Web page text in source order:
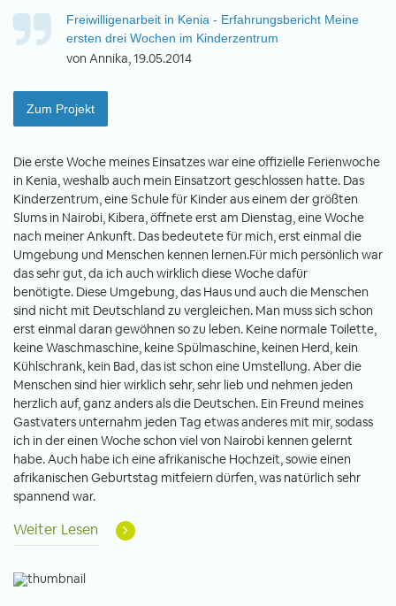
Freiwilligenarbeit in Kenia - Erfahrungsbericht Meine
ersten drei Wochen im Kinderzentrum
von Annika, 19.05.2014
Zum Projekt
Die erste Woche meines Einsatzes war eine offizielle Ferienwoche
in Kenia, weshalb auch mein Einsatzort geschlossen hatte. Das
Kinderzentrum, eine Schule für Kinder aus einem der größten
Slums in Nairobi, Kibera, öffnete erst am Dienstag, eine Woche
nach meiner Ankunft. Das bedeutete für mich, erst einmal die
Umgebung und Menschen kennen lernen.Für mich persönlich war
das sehr gut, da ich auch wirklich diese Woche dafür
benötigte. Diese Umgebung, das Haus und auch die Menschen
sind nicht mit Deutschland zu vergleichen. Man muss sich schon
erst einmal daran gewöhnen so zu leben. Keine normale Toilette,
keine Waschmaschine, keine Spülmaschine, keinen Herd, kein
Kühlschrank, kein Bad, das ist schon eine Umstellung. Aber die
Menschen sind hier wirklich sehr, sehr lieb und nehmen jeden
herzlich auf, ganz anders als die Deutschen. Ein Freund meines
Gastvaters unternahm jeden Tag etwas anderes mit mir, sodass
ich in der einen Woche schon viel von Nairobi kennen gelernt
habe. Auch habe ich eine afrikanische Hochzeit, sowie einen
afrikanischen Geburtstag mitfeiern dürfen, was natürlich sehr
spannend war.
Weiter Lesen